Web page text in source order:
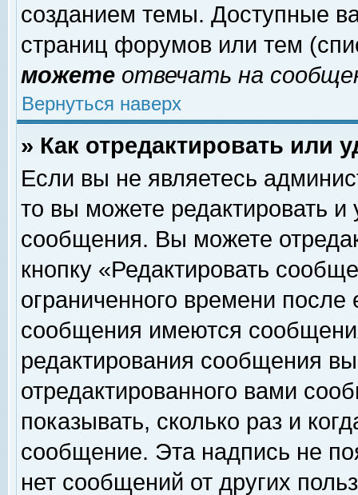
созданием темы. Доступные
страниц форумов или тем
можете отвечать на
Вернуться наверх
» Как отредактировать или
Если вы не являетесь
то вы можете редактировать и
сообщения. Вы можете
кнопку «Редактировать
ограниченного времени
сообщения имеются
редактирования сообщения
отредактированного вами
показывать, сколько раз и
сообщение. Эта надпись не
нет сообщений от других